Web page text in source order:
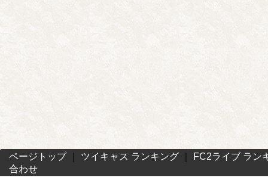
ページトップ｜ ツイキャス ランキング
FC2ライブ ラン
合わせ